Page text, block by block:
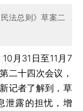
法总则》草案二
10月31日至11月7
二十四次会议，
记者了解到，草
泄露的担忧，增